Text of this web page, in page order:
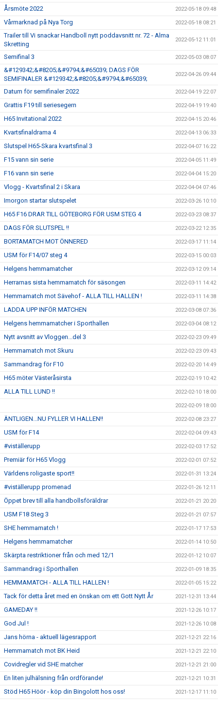
Årsmöte 2022 2022-05-18 09:48
Vårmarknad på Nya Torg 2022-05-18 08:21
Trailer till Vi snackar Handboll nytt poddavsnitt nr. 72 - Alma
Skretting
2022-05-12 11:01
Semifinal 3 2022-05-03 08:07
&#129342;&#8205;&#9794;&#65039; DAGS FÖR
SEMIFINALER &#129342;&#8205;&#9794;&#65039;
2022-04-26 09:44
Datum för semifinaler 2022 2022-04-19 22:07
Grattis F19 till seriesegern 2022-04-19 19:40
H65 Invitational 2022 2022-04-15 20:46
Kvartsfinaldrama 4 2022-04-13 06:33
Slutspel H65-Skara kvartsfinal 3 2022-04-07 16:22
F15 vann sin serie 2022-04-05 11:49
F16 vann sin serie 2022-04-04 15:20
Vlogg - Kvartsfinal 2 i Skara 2022-04-04 07:46
Imorgon startar slutspelet 2022-03-26 10:10
H65 F16 DRAR TILL GÖTEBORG FÖR USM STEG 4 2022-03-23 08:37
DAGS FÖR SLUTSPEL !! 2022-03-22 12:35
BORTAMATCH MOT ÖNNERED 2022-03-17 11:14
USM för F14/07 steg 4 2022-03-15 00:03
Helgens hemmamatcher 2022-03-12 09:14
Herrarnas sista hemmamatch för säsongen 2022-03-11 14:42
Hemmamatch mot Sävehof - ALLA TILL HALLEN ! 2022-03-11 14:38
LADDA UPP INFÖR MATCHEN 2022-03-08 07:36
Helgens hemmamatcher i Sporthallen 2022-03-04 08:12
Nytt avsnitt av Vloggen...del 3 2022-02-23 09:49
Hemmamatch mot Skuru 2022-02-23 09:43
Sammandrag för F10 2022-02-20 14:49
H65 möter Västeråsirsta 2022-02-19 10:42
ALLA TILL LUND !! 2022-02-10 18:00
2022-02-09 18:00
ÄNTLIGEN...NU FYLLER VI HALLEN!! 2022-02-08 23:27
USM för F14 2022-02-04 09:43
#viställerupp 2022-02-03 17:52
Premiär för H65 Vlogg 2022-02-01 07:52
Världens roligaste sport!! 2022-01-31 13:24
#viställerupp promenad 2022-01-26 12:11
Öppet brev till alla handbollsföräldrar 2022-01-21 20:20
USM F18 Steg 3 2022-01-21 07:57
SHE hemmamatch ! 2022-01-17 17:53
Helgens hemmamatcher 2022-01-14 10:50
Skärpta restriktioner från och med 12/1 2022-01-12 10:07
Sammandrag i Sporthallen 2022-01-09 18:35
HEMMAMATCH - ALLA TILL HALLEN ! 2022-01-05 15:22
Tack för detta året med en önskan om ett Gott Nytt År 2021-12-31 13:44
GAMEDAY !! 2021-12-26 10:17
God Jul ! 2021-12-26 10:08
Jans hörna - aktuell lägesrapport 2021-12-21 22:16
Hemmamatch mot BK Heid 2021-12-21 22:10
Covidregler vid SHE matcher 2021-12-21 21:00
En liten julhälsning från ordförande! 2021-12-21 10:31
Stöd H65 Höör - köp din Bingolott hos oss! 2021-12-17 11:10